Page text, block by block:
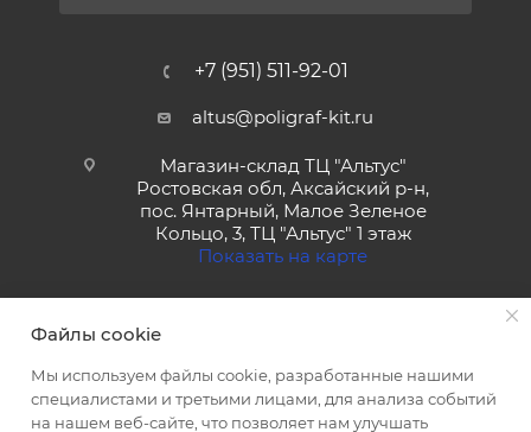
+7 (951) 511-92-01
altus@poligraf-kit.ru
Магазин-склад ТЦ "Альтус"
Ростовская обл, Аксайский р-н,
пос. Янтарный, Малое Зеленое
Кольцо, 3, ТЦ "Альтус" 1 этаж
Показать на карте
Файлы cookie
Мы используем файлы cookie, разработанные нашими
специалистами и третьими лицами, для анализа событий
на нашем веб-сайте, что позволяет нам улучшать